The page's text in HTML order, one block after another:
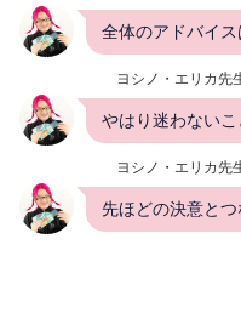
全体のアドバイス
ヨシノ・エリカ先
やはり迷わないこ
ヨシノ・エリカ先
先ほどの決意とつ